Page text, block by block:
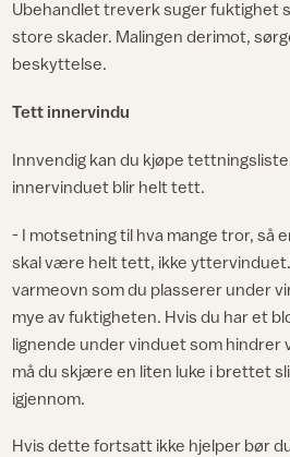
Ubehandlet treverk suger fuktighet
store skader. Malingen derimot,
beskyttelse.
Tett innervindu
Innvendig kan du kjøpe
innervinduet blir helt tett.
- I motsetning til hva mange tror, så
skal være helt tett, ikke yttervinduet.
varmeovn som du plasserer under
mye av fuktigheten. Hvis du har et
lignende under vinduet som hindrer
må du skjære en liten luke i brettet
igjennom.
Hvis dette fortsatt ikke hjelper bør